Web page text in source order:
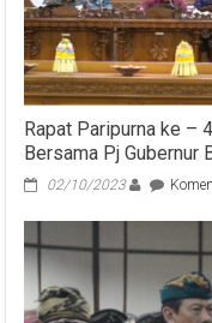
Rapat Paripurna ke –
Bersama Pj Gubernur
02/10/2023